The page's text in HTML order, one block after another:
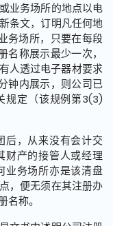
业务场所的地点以电
条文，订明凡任何地
务场所，只要在每段
称展示最少一次，
人透过电子器材要求
钟内展示，则公司已
规定（该规例第3(3)
后，从来没有会计交
财产的接管人或经理
业务场所亦是该清盘
，便无须在其注册办
名称。